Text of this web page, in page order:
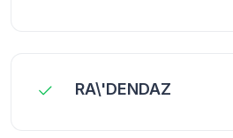
RA\'DENDAZ